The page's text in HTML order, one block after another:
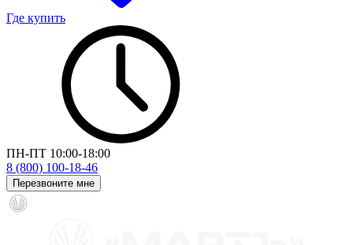
Где купить
ПН-ПТ 10:00-18:00
8 (800) 100-18-46
Перезвоните мне